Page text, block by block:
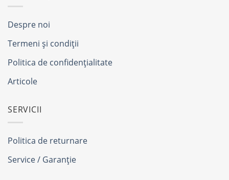
Despre noi
Termeni și condiții
Politica de confidențialitate
Articole
SERVICII
Politica de returnare
Service / Garanție